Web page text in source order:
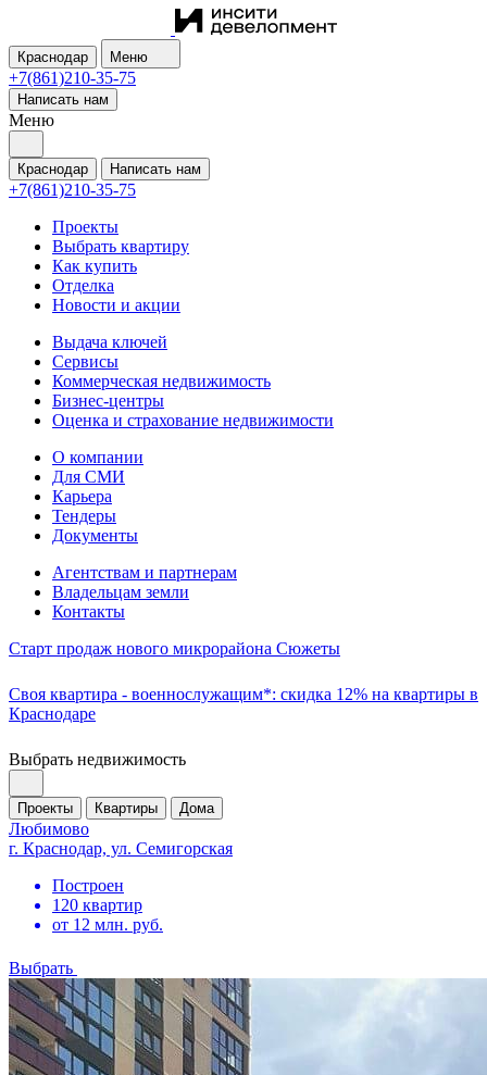
Краснодар Меню
+7(861)210-35-75
Написать нам
Меню
Краснодар Написать нам
+7(861)210-35-75
Проекты
Выбрать квартиру
Как купить
Отделка
Новости и акции
Выдача ключей
Сервисы
Коммерческая недвижимость
Бизнес-центры
Оценка и страхование недвижимости
О компании
Для СМИ
Карьера
Тендеры
Документы
Агентствам и партнерам
Владельцам земли
Контакты
Старт продаж нового микрорайона Сюжеты
Своя квартира - военнослужащим*: скидка 12% на квартиры в
Краснодаре
Выбрать недвижимость
Проекты Квартиры Дома
Любимово
г. Краснодар, ул. Семигорская
Построен
120 квартир
от 12 млн. руб.
Выбрать